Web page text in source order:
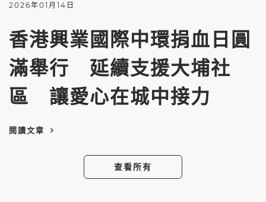
2026年01月14日
香港興業國際中環捐血日圓
滿舉行 延續支援大埔社
區 讓愛心在城中接力
閱讀文章
查看所有